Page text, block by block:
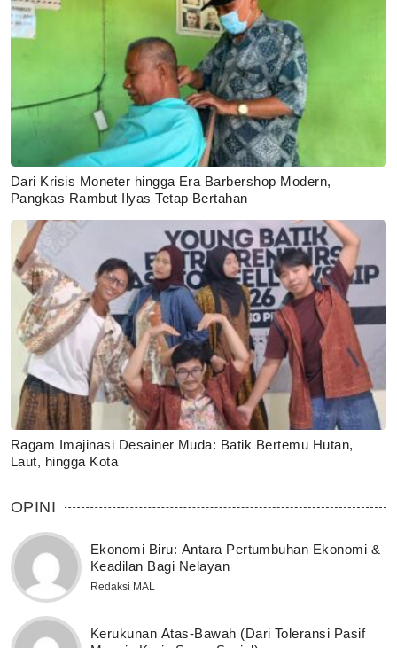
Dari Krisis Moneter hingga Era Barbershop Modern,
Pangkas Rambut Ilyas Tetap Bertahan
Ragam Imajinasi Desainer Muda: Batik Bertemu Hutan,
Laut, hingga Kota
OPINI
Ekonomi Biru: Antara Pertumbuhan Ekonomi &
Keadilan Bagi Nelayan
Redaksi MAL
Kerukunan Atas-Bawah (Dari Toleransi Pasif